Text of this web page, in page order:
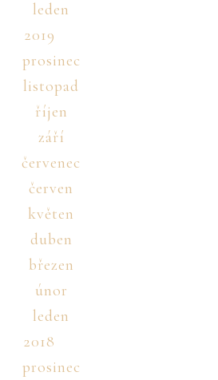
leden
2019
prosinec
listopad
říjen
září
červenec
červen
květen
duben
březen
únor
leden
2018
prosinec